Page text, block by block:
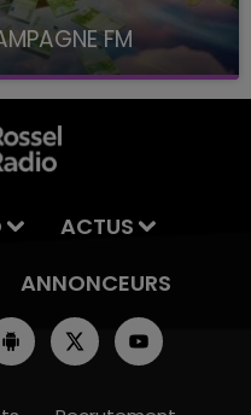
FM
FM, à 8H10
ACTUS
ANNONCEURS